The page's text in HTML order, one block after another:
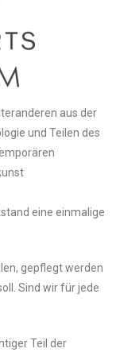
aus der
und Teilen des
eine einmalige
gepflegt werden
Sind wir für jede
Teil der